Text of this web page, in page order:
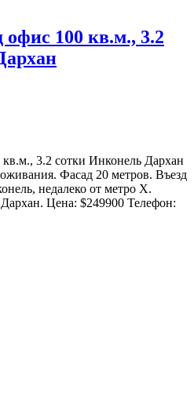
100 кв.м., 3.2
3.2 сотки Инконель Дархан
Фасад 20 метров. Въезд
недалеко от метро Х.
Цена: $249900 Телефон: